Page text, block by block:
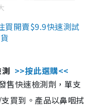
買開賣$9.9快速測試
>>按此選購<<
售快速檢測劑，單支
買到。產品以鼻咽拭